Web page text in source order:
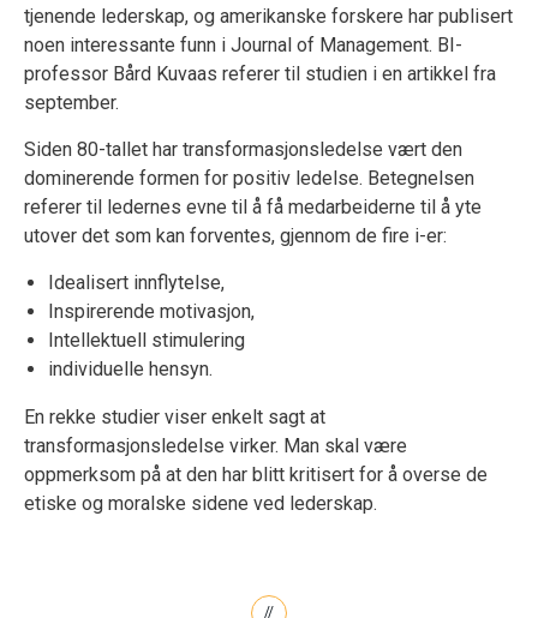
tjenende lederskap, og amerikanske forskere har publisert
noen interessante funn i Journal of Management. BI-
professor Bård Kuvaas referer til studien i en artikkel fra
september.
Siden 80-tallet har transformasjonsledelse vært den
dominerende formen for positiv ledelse. Betegnelsen
referer til ledernes evne til å få medarbeiderne til å yte
utover det som kan forventes, gjennom de fire i-er:
Idealisert innflytelse,
Inspirerende motivasjon,
Intellektuell stimulering
individuelle hensyn.
En rekke studier viser enkelt sagt at
transformasjonsledelse virker. Man skal være
oppmerksom på at den har blitt kritisert for å overse de
etiske og moralske sidene ved lederskap.